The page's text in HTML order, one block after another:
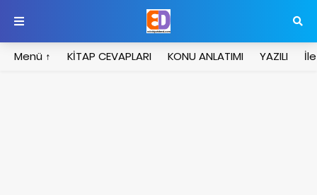
Menü ↑ KİTAP CEVAPLARI KONU ANLATIMI YAZILI